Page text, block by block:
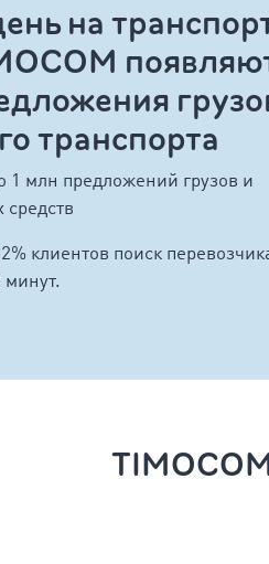
на
транспорта
1 млн предложений грузов и
средств
клиентов поиск